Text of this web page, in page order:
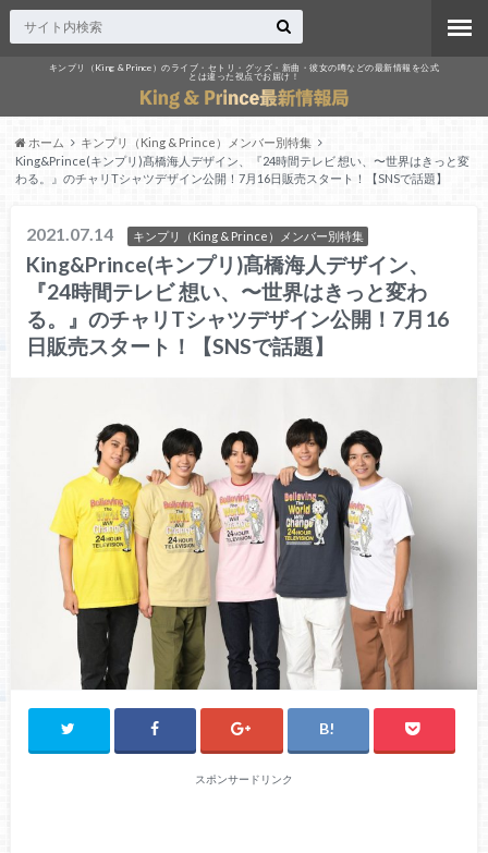
キンプリ（King & Prince）のライブ・セトリ・グッズ・新曲・彼女の噂などの最新情報を公式
とは違った視点でお届け！
ホーム
キンプリ（King & Prince）メンバー別特集
King&Prince(キンプリ)髙橋海人デザイン、『24時間テレビ 想い、〜世界はきっと変
わる。』のチャリTシャツデザイン公開！7月16日販売スタート！【SNSで話題】
2021.07.14 キンプリ（King & Prince）メンバー別特集
King&Prince(キンプリ)髙橋海人デザイン、
『24時間テレビ 想い、〜世界はきっと変わ
る。』のチャリTシャツデザイン公開！7月16
日販売スタート！【SNSで話題】
スポンサードリンク